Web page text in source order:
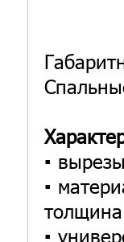
▪️
▪️
▪️